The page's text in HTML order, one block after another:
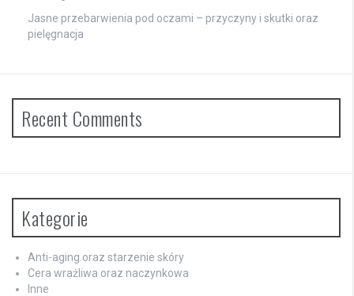
Jasne przebarwienia pod oczami – przyczyny i skutki oraz
pielęgnacja
Recent Comments
Kategorie
Anti-aging oraz starzenie skóry
Cera wrażliwa oraz naczynkowa
Inne